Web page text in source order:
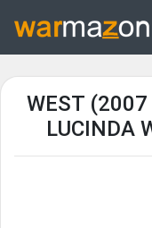
WEST
LUCINDA